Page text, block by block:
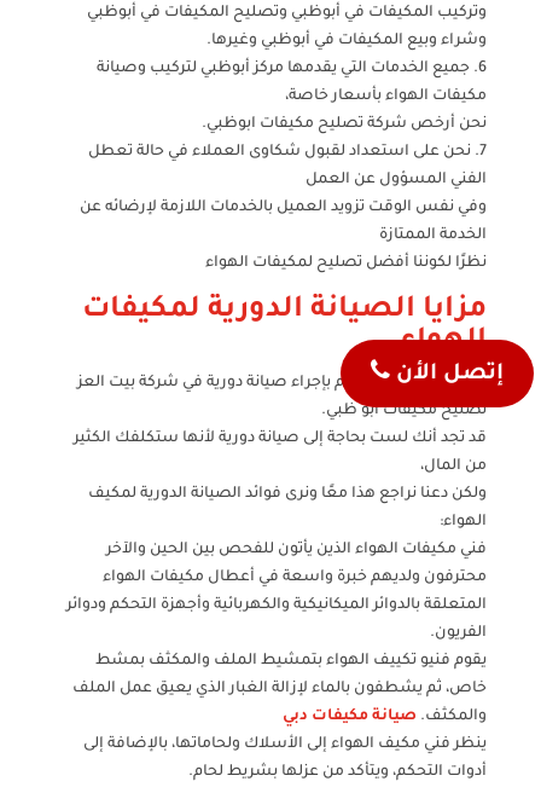
وتركيب المكيفات في أبوظبي وتصليح المكيفات في أبوظبي
وشراء وبيع المكيفات في أبوظبي وغيرها.
6. جميع الخدمات التي يقدمها مركز أبوظبي لتركيب وصيانة
مكيفات الهواء بأسعار خاصة،
نحن أرخص شركة تصليح مكيفات ابوظبي.
7. نحن على استعداد لقبول شكاوى العملاء في حالة تعطل
الفني المسؤول عن العمل
وفي نفس الوقت تزويد العميل بالخدمات اللازمة لإرضائه عن
الخدمة الممتازة
نظرًا لكوننا أفضل تصليح لمكيفات الهواء
مزايا الصيانة الدورية لمكيفات
الهواء
من المهم جدًا أن تقوم بإجراء صيانة دورية في شركة بيت العز
تصليح مكيفات أبو ظبي.
قد تجد أنك لست بحاجة إلى صيانة دورية لأنها ستكلفك الكثير
من المال،
ولكن دعنا نراجع هذا معًا ونرى فوائد الصيانة الدورية لمكيف
الهواء:
فني مكيفات الهواء الذين يأتون للفحص بين الحين والآخر
محترفون ولديهم خبرة واسعة في أعطال مكيفات الهواء
المتعلقة بالدوائر الميكانيكية والكهربائية وأجهزة التحكم ودوائر
الفريون.
يقوم فنيو تكييف الهواء بتمشيط الملف والمكثف بمشط
خاص، ثم يشطفون بالماء لإزالة الغبار الذي يعيق عمل الملف
والمكثف. صيانة مكيفات دبي
ينظر فني مكيف الهواء إلى الأسلاك ولحاماتها، بالإضافة إلى
أدوات التحكم، ويتأكد من عزلها بشريط لحام.
إتصل الأن